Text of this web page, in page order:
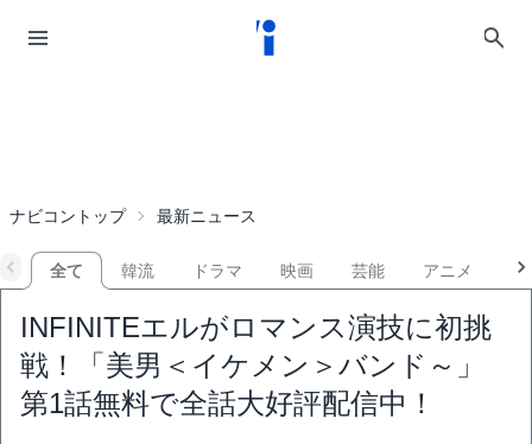
ナビコントップ 最新ニュース
全て 韓流 ドラマ 映画 芸能 アニメ
INFINITEエルがロマンス演技に初挑
戦！「美男＜イケメン＞バンド～」
第1話無料で全話大好評配信中！